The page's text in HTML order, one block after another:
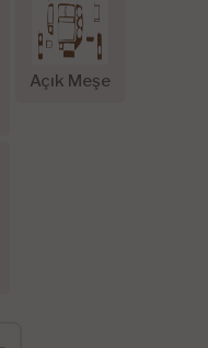
Açık Meşe